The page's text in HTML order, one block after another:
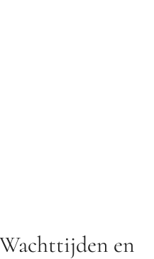
en